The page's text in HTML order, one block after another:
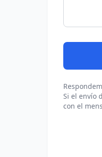
Si el envío
con el